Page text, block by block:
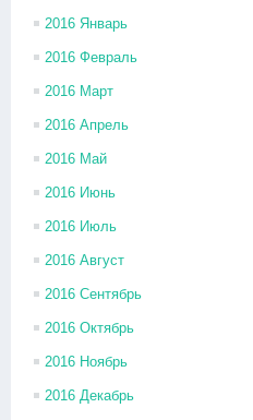
2016 Январь
2016 Февраль
2016 Март
2016 Апрель
2016 Май
2016 Июнь
2016 Июль
2016 Август
2016 Сентябрь
2016 Октябрь
2016 Ноябрь
2016 Декабрь